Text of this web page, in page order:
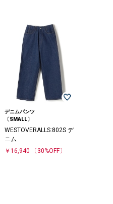
デニムパンツ
〔SMALL〕
WESTOVERALLS:802S デ
ニム
￥16,940
〔30%OFF〕